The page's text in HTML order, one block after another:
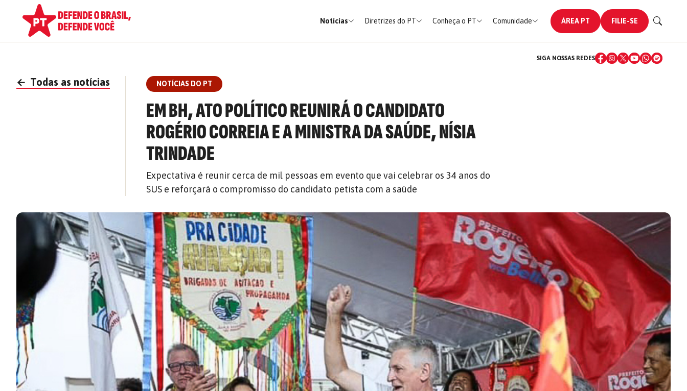
Notícias Diretrizes do PT Conheça o PT Comunidade ÁREA PT FILIE-SE
SIGA NOSSAS REDES
← Todas as notícias NOTÍCIAS DO PT
EM BH, ATO POLÍTICO REUNIRÁ O CANDIDATO
ROGÉRIO CORREIA E A MINISTRA DA SAÚDE, NÍSIA
TRINDADE
Expectativa é reunir cerca de mil pessoas em evento que vai celebrar os 34 anos do
SUS e reforçará o compromisso do candidato petista com a saúde